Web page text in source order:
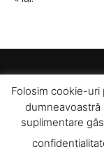
© Toate
Folosim cookie-uri
suplimentare